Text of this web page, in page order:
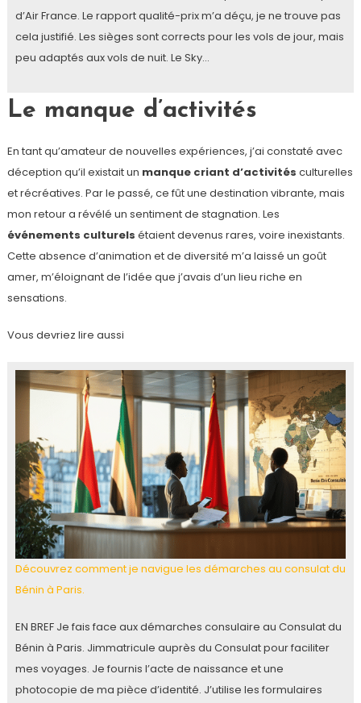
d’Air France. Le rapport qualité-prix m’a déçu, je ne trouve pas
cela justifié. Les sièges sont corrects pour les vols de jour, mais
peu adaptés aux vols de nuit. Le Sky…
Le manque d’activités
En tant qu’amateur de nouvelles expériences, j’ai constaté avec
déception qu’il existait un manque criant d’activités culturelles
et récréatives. Par le passé, ce fût une destination vibrante, mais
mon retour a révélé un sentiment de stagnation. Les
événements culturels étaient devenus rares, voire inexistants.
Cette absence d’animation et de diversité m’a laissé un goût
amer, m’éloignant de l’idée que j’avais d’un lieu riche en
sensations.
Vous devriez lire aussi
Découvrez comment je navigue les démarches au consulat du
Bénin à Paris.
EN BREF Je fais face aux démarches consulaire au Consulat du
Bénin à Paris. Jimmatricule auprès du Consulat pour faciliter
mes voyages. Je fournis l’acte de naissance et une
photocopie de ma pièce d’identité. J’utilise les formulaires